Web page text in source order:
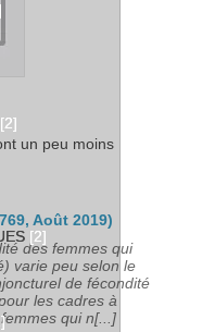
un peu moins
Août 2019)
des femmes qui
varie peu selon le
de fécondité
les cadres à
qui n[...]
[2]
[2]